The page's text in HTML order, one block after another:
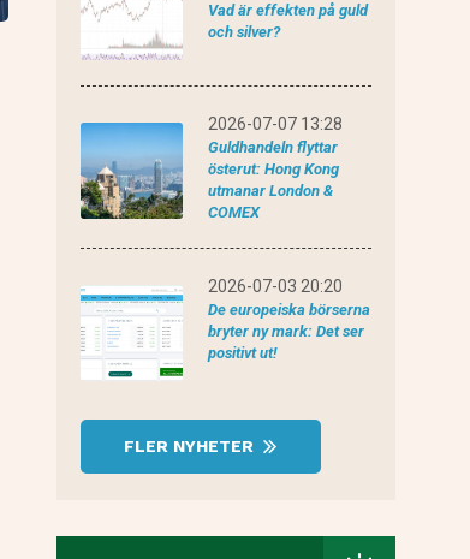
Plus 500 recension
Vad är effekten på guld
och silver?
2026-07-07 13:28
Guldhandeln flyttar
österut: Hong Kong
utmanar London &
COMEX
2026-07-03 20:20
De europeiska börserna
bryter ny mark: Det ser
positivt ut!
FLER NYHETER